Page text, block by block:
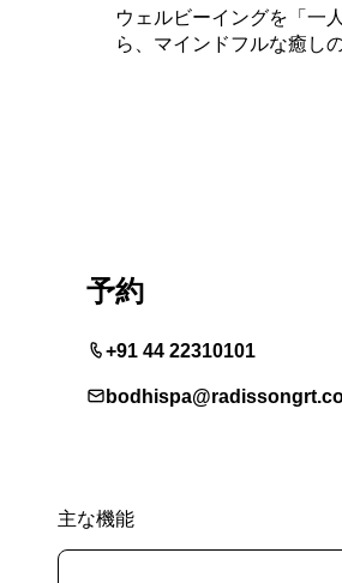
ウェルビーイングを「一
ら、マインドフルな癒し
予約
+91 44 22310101
主な機能